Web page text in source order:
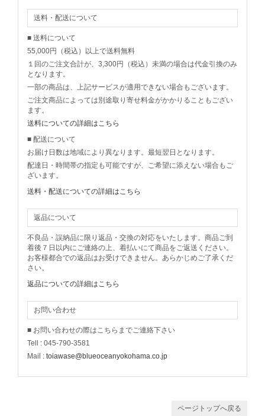
送料・配送について
■ 送料について
55,000円（税込）以上で送料無料
１回のご注文合計が、3,300円（税込）未満の場合は代金引換のみ
となります。
一部の商品は、上記サービスが適用できない場合もございます。
ご注文商品によっては別途取り寄せ料金がかかりることもござい
ます。
送料についての詳細はこちら
■ 配送について
お届け日数は地域により異なります。最短翌日となります。
配達日・時間帯の指定も可能ですが、ご希望に添えない場合もご
ざいます。
送料・配送についての詳細はこちら
返品について
不良品・誤納品に限り返品・交換の対応をいたします。商品ご到
着後７日以内にご連絡の上、着払いにて商品をご返送ください。
お客様都合での返品はお受けできません。あらかじめご了承くだ
さい。
返品についての詳細はこちら
お問い合わせ
■ お問い合わせの際はこちらまでご連絡下さい
Tell : 045-790-3581
Mail : toiawase@blueoceanyokohama.co.jp
ページトップへ戻る